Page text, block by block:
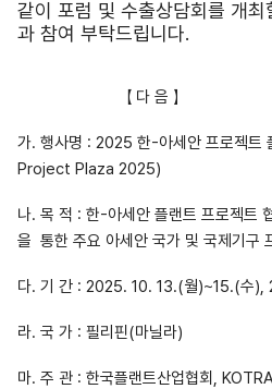
같이 포럼 및 수출상담회를 개
과 참여 부탁드립니다.
【 다 음 】
가. 행사명 : 2025 한-아세안 프로젝
Project Plaza 2025)
나. 목 적 : 한-아세안 플랜트 프로젝트
을 통한 주요 아세안 국가 및 국제기구
다. 기 간 : 2025. 10. 13.(월)~15.(수),
라. 국 가 : 필리핀(마닐라)
마. 주 관 : 한국플랜트산업협회,